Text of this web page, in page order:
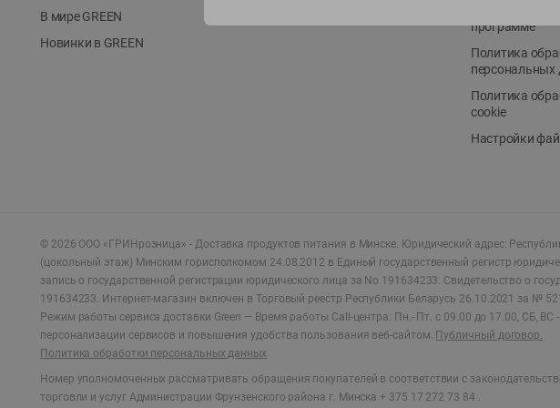
В мире GREEN
Новинки в GREEN
программе
Политика
персональных
Политика
cookie
Настройки
© 2026 ООО «ГРИНрозница» - Доставка продуктов питания в Минске. Юридический адрес:
(цокольный этаж) Минским горисполкомом 24.08.2012 в Единый государственный регистр
запись о государственной регистрации юридического лица за No 191634233. Свидетельство о
191634233. Интернет-магазин включен в Торговый реестр Республики Беларусь 26.10.2021 за №
Режим работы сервиса доставки Green — Время работы Call-центра: Пн.- Пт. с 09.00 до 17.00, СБ, ВС
персонализации сервисов и повышения удобства пользования веб-сайтом. Публичный договор.
Политика обработки персональных данных
Номер уполномоченных рассматривать обращения покупателей в соответствии с
торговли и услуг Администрации Фрунзенского района г. Минска + 375 17 272 73 84 .